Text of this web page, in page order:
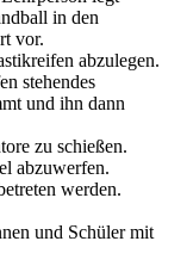
in den
vor.
abzulegen.
stehendes
und ihn dann
zu schießen.
abzuwerfen.
werden.
und Schüler mit